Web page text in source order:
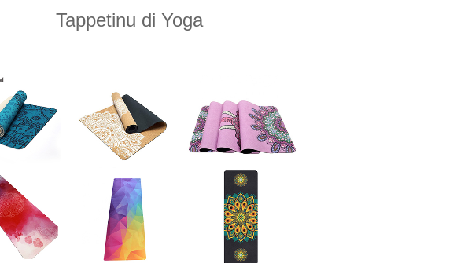
Tappetinu di Yoga